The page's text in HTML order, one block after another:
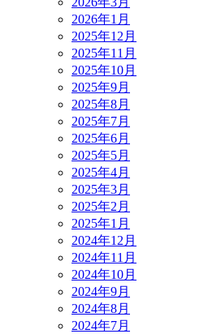
2026年1月
2025年12月
2025年11月
2025年10月
2025年9月
2025年8月
2025年7月
2025年6月
2025年5月
2025年4月
2025年3月
2025年2月
2025年1月
2024年12月
2024年11月
2024年10月
2024年9月
2024年8月
2024年7月